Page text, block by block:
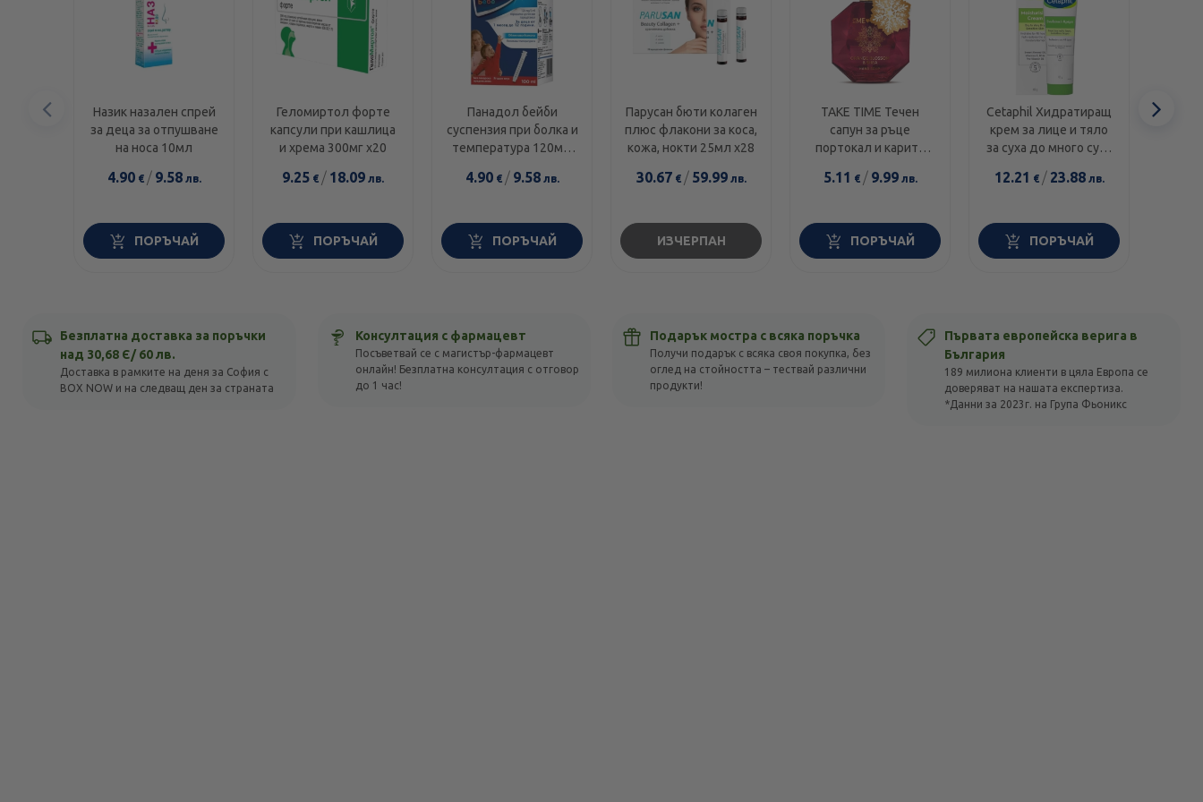
Назик назален спрей
за деца за отпушване
на носа 10мл
4.90€ / 9.58лв.
ПОРЪЧАЙ
Геломиртол форте
капсули при кашлица
и хрема 300мг х20
9.25 € / 18.09 лв.
ПОРЪЧАЙ
Панадол бейби
суспензия при болка и
температура 120мг/
4.90€ / 9.58лв.
ПОРЪЧАЙ
Парусан бюти колаген
плюс флакони за коса,
кожа, нокти 25мл х28
30.67 € / 59.99лв.
ИЗЧЕРПАН
TAKE TIME Течен
сапун за ръце
портокал и карите
5.11 € / 9.99лв.
ПОРЪЧАЙ
Cetaphil Хидратиращ
крем за лице и тяло
за суха до много суха
100г
12.21 € / 23.88лв.
ПОРЪЧАЙ
Предишен
елемент
Безплатна доставка за поръчки
над 30,68 Є/ 60 лв.
Доставка в рамките на деня за София с
BOX NOW и на следващ ден за страната
Консултация с фармацевт
Посъветвай се с магистър-фармацевт
онлайн! Безплатна консултация с отговор
до 1 час!
Подарък мостра с всяка поръчка
Получи подарък с всяка своя покупка, без
оглед на стойността – тествай различни
продукти!
Първата европейска верига в
България
189 милиона клиенти в цяла Европа се
доверяват на нашата експертиза.
*Данни за 2023г. на Група Фьоникс